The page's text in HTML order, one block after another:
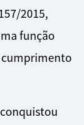
2015,
função
cumprimento